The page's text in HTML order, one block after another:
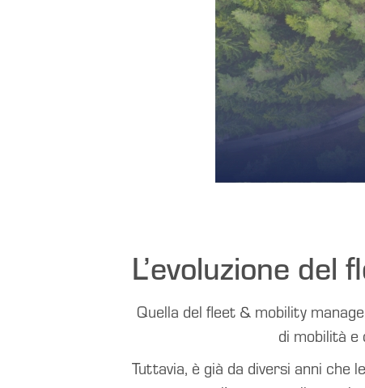
L’evoluzione
Quella del fleet & mobility
di mobilità e
Tuttavia, è già da diversi anni che